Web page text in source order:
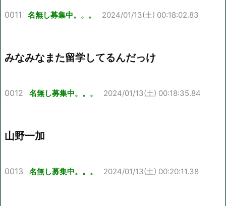
0011 名無し募集中。。。 2024/01/13(土) 00:18:02.83
みなみなまた留学してるんだっけ
0012 名無し募集中。。。 2024/01/13(土) 00:18:35.84
山野一加
0013 名無し募集中。。。 2024/01/13(土) 00:20:11.38